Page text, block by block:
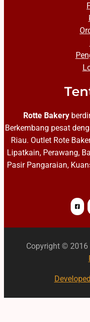
Rotte Bakery
Berkembang pesat
Riau. Outlet Rote
Lipatkain, Perawang,
Pasir Pangaraian,
Copyright ©
Developed